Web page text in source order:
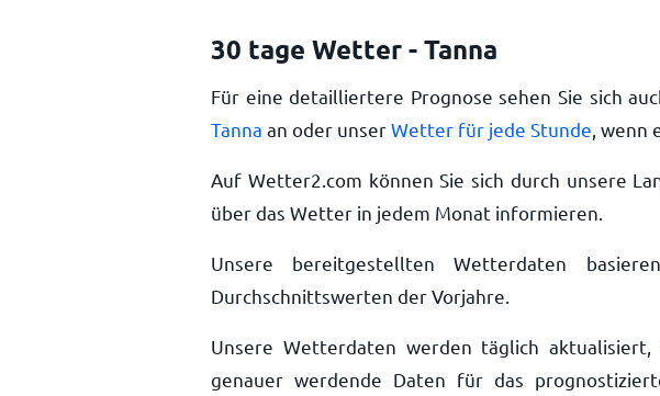
30 tage Wetter - Tanna
Für eine detailliertere Prognose sehen Sie sich
Tanna an oder unserWetter für jede Stunde , wenn
Auf Wetter2.com können Sie sich durch unsere
über das Wetter in jedem Monat informieren.
Unsere bereitgestellten Wetterdaten
Durchschnittswerten der Vorjahre.
Unsere Wetterdaten werden täglich
genauer werdende Daten für das